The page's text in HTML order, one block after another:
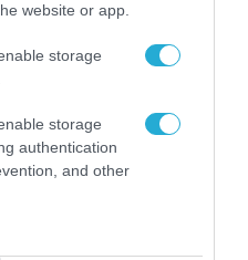
website or app.
storage
storage
authentication
and other
του Αρκά για
πυρκαγιές της